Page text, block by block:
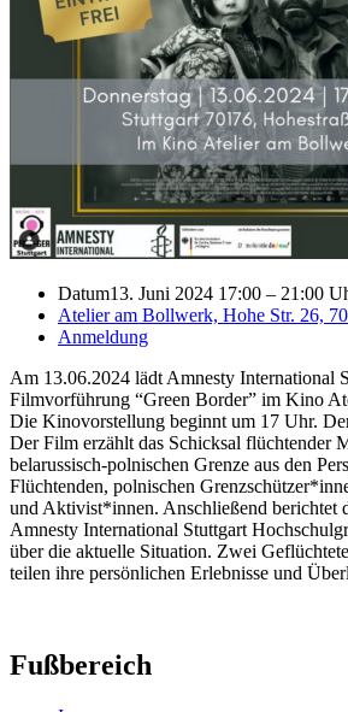
Datum13. Juni 2024 17:00 – 21:00
Atelier am Bollwerk, Hohe Str. 26,
Anmeldung
Am 13.06.2024 lädt Amnesty International
Filmvorführung “Green Border” im Kino
Die Kinovorstellung beginnt um 17 Uhr.
Der Film erzählt das Schicksal flüchtender
belarussisch-polnischen Grenze aus den
Flüchtenden, polnischen
und Aktivist*innen. Anschließend berichtet
Amnesty International Stuttgart
über die aktuelle Situation. Zwei
teilen ihre persönlichen Erlebnisse und
Fußbereich